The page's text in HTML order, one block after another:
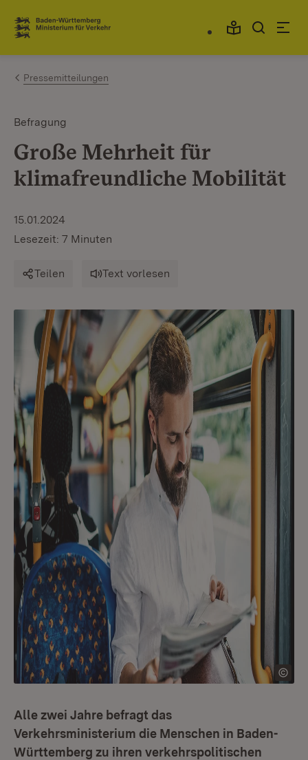
Zum Inhalt springen
Link zur Startseite
Pressemitteilungen
Befragung
Große Mehrheit für
klimafreundliche Mobilität
15.01.2024
Lesezeit: 7 Minuten
Teilen Text vorlesen
Alle zwei Jahre befragt das
Verkehrsministerium die Menschen in Baden-
Württemberg zu ihren verkehrspolitischen